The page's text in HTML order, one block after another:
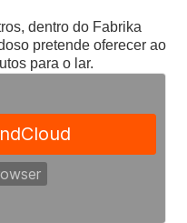
dentro do Fabrika
pretende oferecer ao
para o lar.